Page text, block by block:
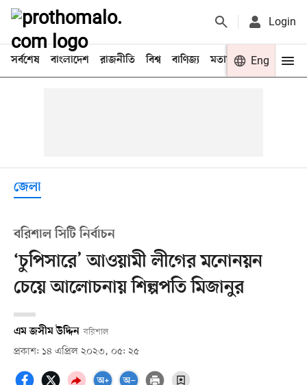
Login
সর্বশেষ বাংলাদেশ রাজনীতি বিশ্ব বাণিজ্য মতামত খেলা
Eng
জেলা
বরিশাল সিটি নির্বাচন
‘চুপিসারে’ আওয়ামী লীগের মনোনয়ন
চেয়ে আলোচনায় শিল্পপতি মিজানুর
এম জসীম উদ্দিন বরিশাল
প্রকাশ: ১৪ এপ্রিল ২০২৩, ০৫: ২৫